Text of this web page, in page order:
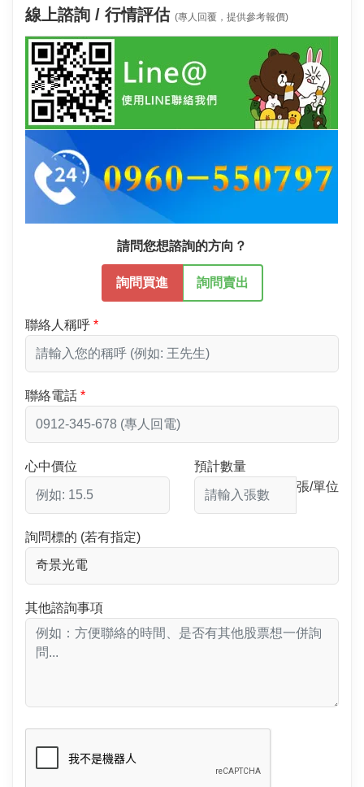
線上諮詢 / 行情評估 (專人回覆，提供參考報價)
請問您想諮詢的方向？
詢問買進 詢問賣出
聯絡人稱呼
聯絡電話
心中價位
預計數量
張/單位
詢問標的 (若有指定)
其他諮詢事項